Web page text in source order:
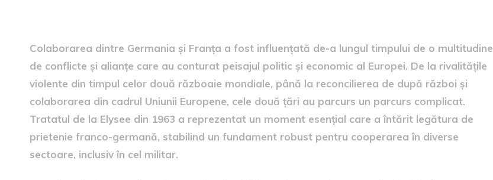
Colaborarea dintre Germania și Franța a fost influențată de-a lungul timpului de o multitudine
de conflicte și alianțe care au conturat peisajul politic și economic al Europei. De la rivalitățile
violente din timpul celor două războaie mondiale, până la reconcilierea de după război și
colaborarea din cadrul Uniunii Europene, cele două țări au parcurs un parcurs complicat.
Tratatul de la Elysee din 1963 a reprezentat un moment esențial care a întărit legătura de
prietenie franco-germană, stabilind un fundament robust pentru cooperarea în diverse
sectoare, inclusiv în cel militar.